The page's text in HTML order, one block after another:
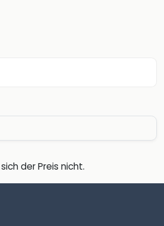
der Preis nicht.